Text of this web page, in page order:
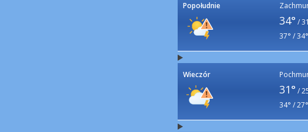
Popołudnie
34° /
37° / 34°
Wieczór
31° /
34° / 27°